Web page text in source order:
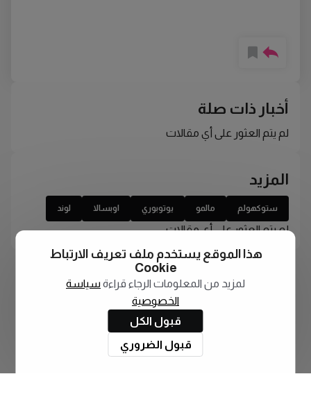
أخبار ذات صلة
لم يتم العثور على أي مقالات
المزيد
ستوكهولم مالمو يوتوبوري اوبسالا لوند
لم يتم العثور على أي مقالات
هذا الموقع يستخدم ملف تعريف الارتباط
Cookie
لمزيد من المعلومات الرجاء قراءة سياسة
الخصوصية
قبول الكل
قبول الضروري